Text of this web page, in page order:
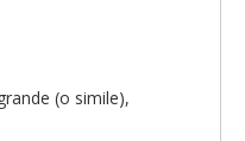
(o simile),